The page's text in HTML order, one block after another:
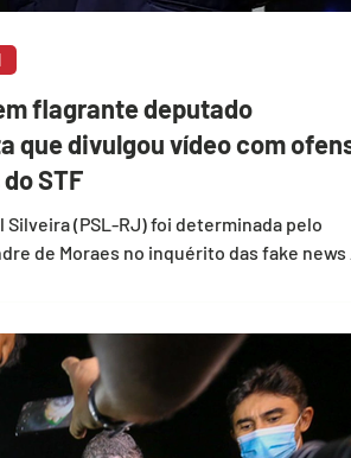
flagrante deputado
que divulgou vídeo com
STF
Silveira (PSL-RJ) foi determinada pelo
de Moraes no inquérito das fake news